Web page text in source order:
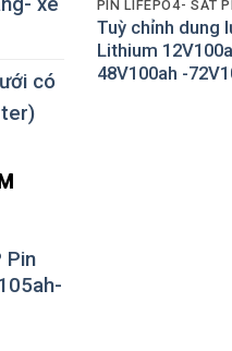
có
Pin
PIN LIFEPO4- SẮT
Tuỳ chỉnh dung
Lithium
48V100ah -